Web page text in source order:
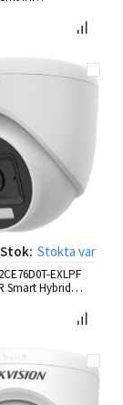
Stok: Stokta var
EXLPF
Smart Hybrid